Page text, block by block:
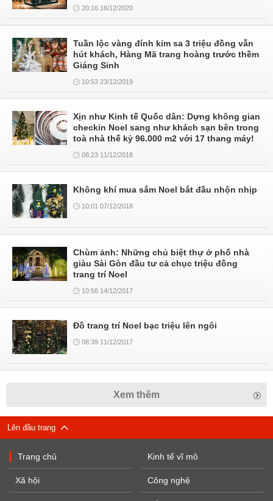
20:16 16/12/2020
Tuần lộc vàng đính kim sa 3 triệu đồng vẫn
hút khách, Hàng Mã trang hoàng trước thềm
Giáng Sinh
10:53 23/12/2019
Xịn như Kinh tế Quốc dân: Dựng không gian
checkin Noel sang như khách sạn bên trong
toà nhà thế kỷ 96.000 m2 với 17 thang máy!
08:23 11/12/2018
Không khí mua sắm Noel bắt đầu nhộn nhịp
10:01 07/12/2018
Chùm ảnh: Những chủ biệt thự ở phố nhà
giàu Sài Gòn đầu tư cả chục triệu đồng
trang trí Noel
10:56 14/12/2017
Đồ trang trí Noel bạc triệu lên ngôi
08:39 11/12/2017
Xem thêm
Lên đầu trang
Trang chủ
Xã hội
Kinh tế vĩ mô
Công nghệ